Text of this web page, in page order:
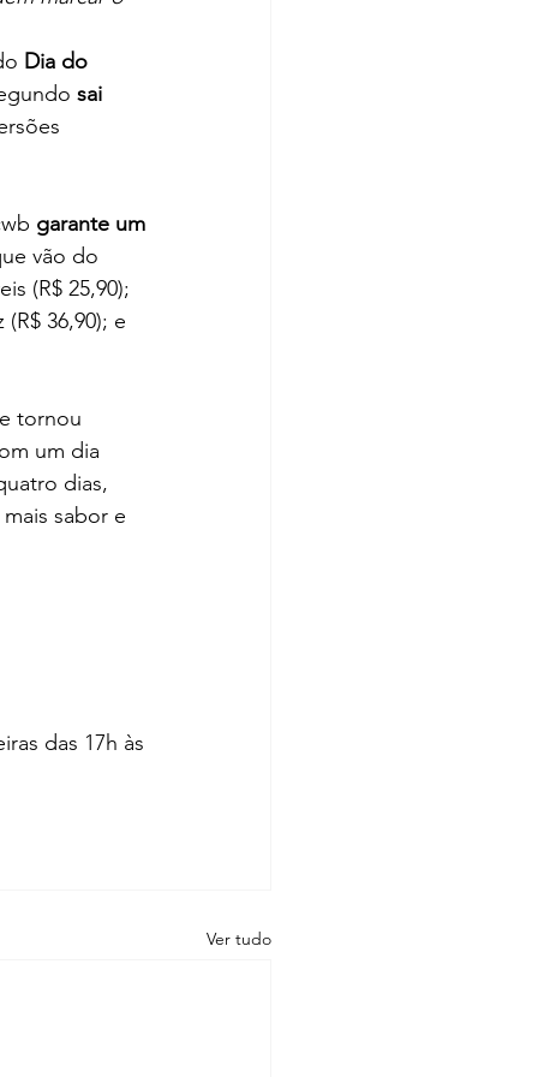
Dia do
sai
garante um
vão do
(R$ 25,90);
36,90); e
tornou
um dia
dias,
sabor e
das 17h às
Ver tudo